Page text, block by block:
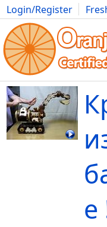
Login/Register
Movies Anime Music
е